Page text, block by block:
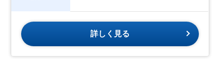
詳しく見る